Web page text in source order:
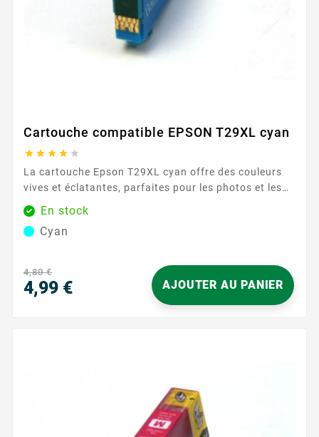
Cartouche compatible EPSON T29XL cyan
    
La cartouche Epson T29XL cyan offre des couleurs
vives et éclatantes, parfaites pour les photos et les
documents colorés. Avec une capacité de 450 pages,
elle assure une utilisation prolongée avec des
résultats de haute qualité. Caractéristiques
En stock
Cyan
4,80 €
4,99 € AJOUTER AU PANIER